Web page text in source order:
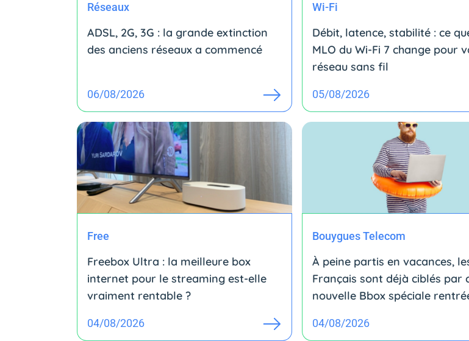
Réseaux
ADSL, 2G, 3G : la grande extinction
des anciens réseaux a commencé
06/08/2026
Wi-Fi
Débit, latence, stabilité : ce
MLO du Wi-Fi 7 change pour
réseau sans fil
05/08/2026
Free
Freebox Ultra : la meilleure box
internet pour le streaming est-elle
vraiment rentable ?
04/08/2026
Bouygues Telecom
À peine partis en vacances,
Français sont déjà ciblés par
nouvelle Bbox spéciale
04/08/2026